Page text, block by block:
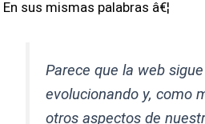
En sus mismas palabras â€¦
Parece que la web sigue
evolucionando y, como
otros aspectos de